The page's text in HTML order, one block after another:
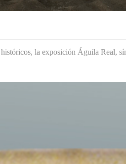
históricos, la exposición Águila Real,